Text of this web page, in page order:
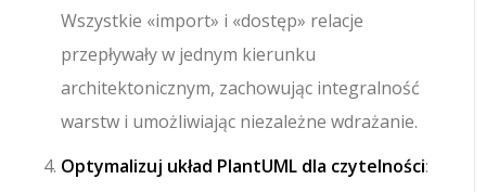
Wszystkie «import» i «dostęp» relacje
przepływały w jednym kierunku
architektonicznym, zachowując integralność
warstw i umożliwiając niezależne wdrażanie.
Optymalizuj układ PlantUML dla czytelności: